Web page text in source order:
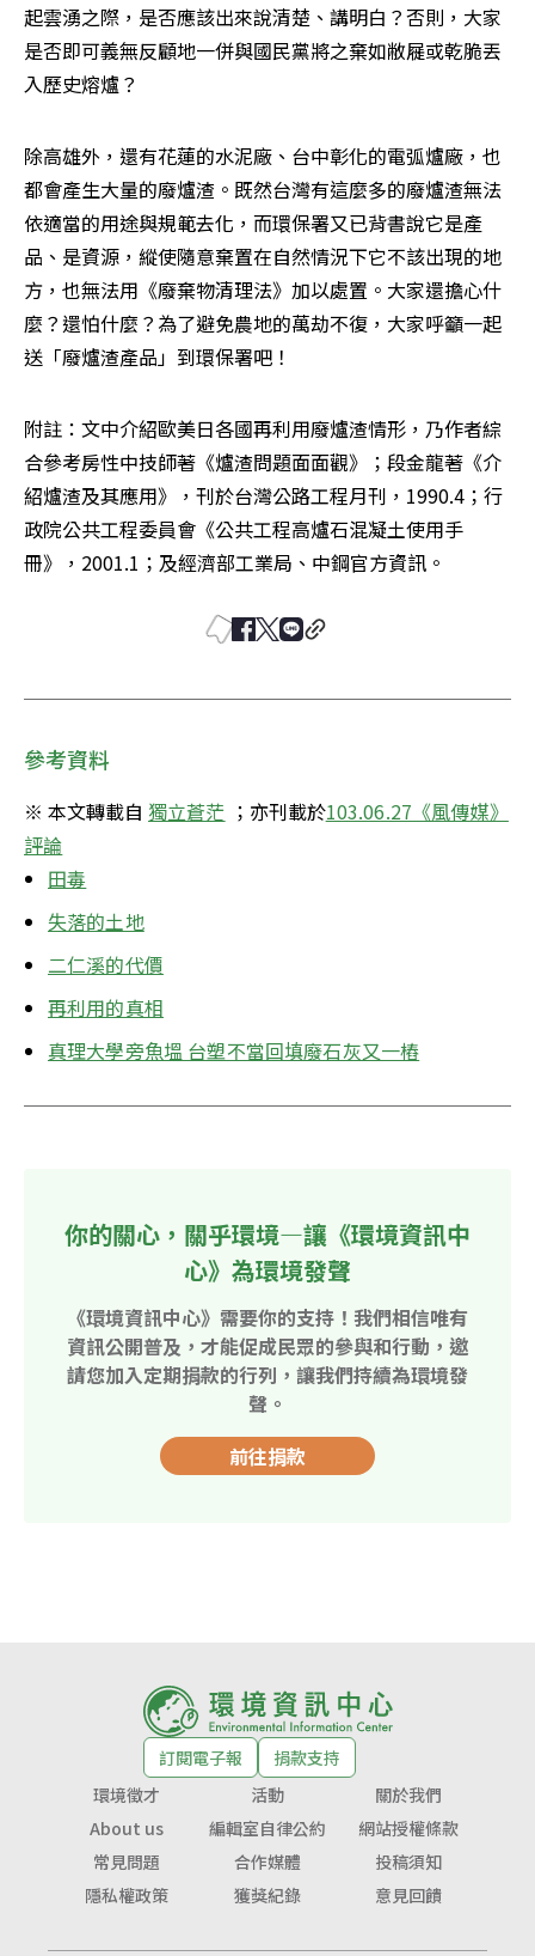
起雲湧之際，是否應該出來說清楚、講明白？否則，大家
是否即可義無反顧地一併與國民黨將之棄如敝屣或乾脆丟
入歷史熔爐？
除高雄外，還有花蓮的水泥廠、台中彰化的電弧爐廠，也
都會產生大量的廢爐渣。既然台灣有這麼多的廢爐渣無法
依適當的用途與規範去化，而環保署又已背書說它是產
品、是資源，縱使隨意棄置在自然情況下它不該出現的地
方，也無法用《廢棄物清理法》加以處置。大家還擔心什
麼？還怕什麼？為了避免農地的萬劫不復，大家呼籲一起
送「廢爐渣產品」到環保署吧！
附註：文中介紹歐美日各國再利用廢爐渣情形，乃作者綜
合參考房性中技師著《爐渣問題面面觀》；段金龍著《介
紹爐渣及其應用》，刊於台灣公路工程月刊，1990.4；行
政院公共工程委員會《公共工程高爐石混凝土使用手
冊》，2001.1；及經濟部工業局、中鋼官方資訊。
參考資料
※ 本文轉載自 獨立蒼茫 ；亦刊載於103.06.27《風傳媒》
評論
田毒
失落的土地
二仁溪的代價
再利用的真相
真理大學旁魚塭 台塑不當回填廢石灰又一樁
你的關心，關乎環境—讓《環境資訊中
心》為環境發聲
《環境資訊中心》需要你的支持！我們相信唯有
資訊公開普及，才能促成民眾的參與和行動，邀
請您加入定期捐款的行列，讓我們持續為環境發
聲。
前往捐款
訂閱電子報
捐款支持
環境徵才
活動
關於我們
About us
編輯室自律公約
網站授權條款
常見問題
合作媒體
投稿須知
隱私權政策
獲獎紀錄 意見回饋